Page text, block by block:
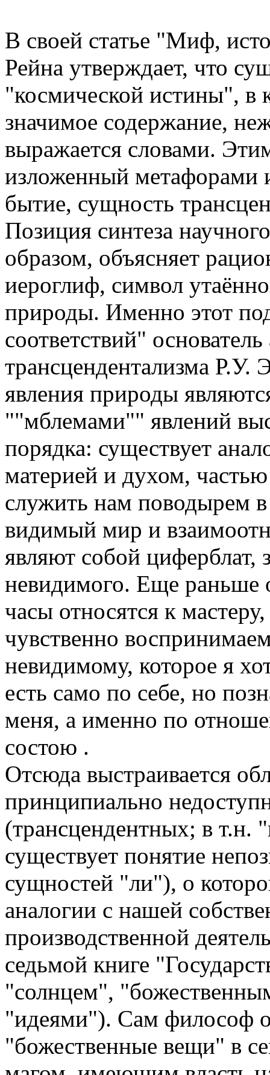
В своей статье "Миф,
Рейна утверждает, что
"космической истины", в
значимое содержание,
выражается словами.
изложенный метафорами
бытие, сущность
Позиция синтеза
образом, объясняет
иероглиф, символ
природы. Именно этот
соответствий"
трансцендентализма Р.У.
явления природы
""мблемами"" явлений
порядка: существует
материей и духом,
служить нам поводырем
видимый мир и
являют собой циферблат,
невидимого. Еще раньше
часы относятся к
чувственно
невидимому, которое я
есть само по себе, но
меня, а именно по
состою .
Отсюда выстраивается
принципиально
(трансцендентных; в т.н.
существует понятие
сущностей "ли"), о
аналогии с нашей
производственной
седьмой книге
"солнцем",
"идеями"). Сам философ
"божественные вещи" в